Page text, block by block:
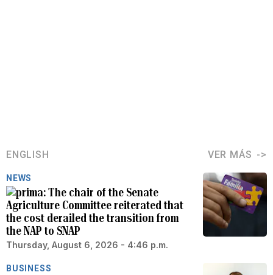
ENGLISH VER MÁS
NEWS
The chair of the Senate
Agriculture Committee reiterated that
the cost derailed the transition from
the NAP to SNAP
Thursday, August 6, 2026 - 4:46 p.m.
BUSINESS